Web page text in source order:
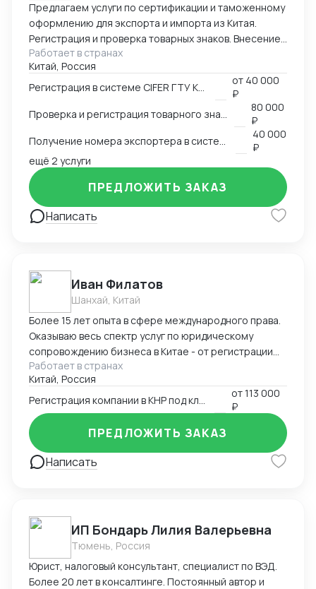
Предлагаем услуги по сертификации и таможенному
оформлению для экспорта и импорта из Китая.
Регистрация и проверка товарных знаков. Внесение
в таможенный реестр товарных знаков.
Изготовление маркировки для пищевой продукции
для реализации в Китае. Получение номера
HS и CIQ кодов.
Работает в странах
Китай, Россия
от 40 000
₽
80 000
₽
40 000
₽
ещё 2 услуги
Написать
ПРЕДЛОЖИТЬ ЗАКАЗ
Иван Филатов
Шанхай, Китай
Более 15 лет опыта в сфере международного права.
Оказываю весь спектр услуг по юридическому
сопровождению бизнеса в Китае - от регистрации
компании с участием граждан России и получения
разрешения на работу, миграции бизнеса, открытия
счетов в местном банке, оформления приглашений
на въезд до взаимодействия с госорганами и
службами в Китае, проверки контрагентов до
подготовки и совершения сделок и абонентского
обслуживания бизнеса.
Работает в странах
Китай, Россия
от113 000
₽
Написать
ПРЕДЛОЖИТЬ ЗАКАЗ
ИП Бондарь Лилия Валерьевна
Тюмень, Россия
Юрист, налоговый консультант, специалист по ВЭД.
Более 20 лет в консалтинге. Постоянный автор и